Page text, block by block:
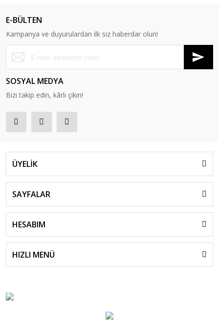
E-BÜLTEN
Kampanya ve duyurulardan ilk siz haberdar olun!
SOSYAL MEDYA
Bizi takip edin, kârlı çıkın!
ÜYELİK
SAYFALAR
HESABIM
HIZLI MENÜ